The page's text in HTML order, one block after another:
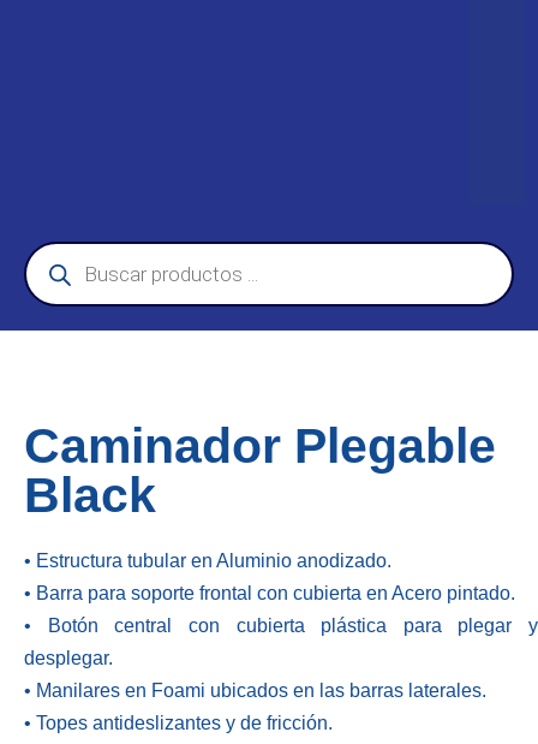
Caminador Plegable
Black
• Estructura tubular en Aluminio anodizado.
• Barra para soporte frontal con cubierta en Acero pintado.
• Botón central con cubierta plástica para plegar y
desplegar.
• Manilares en Foami ubicados en las barras laterales.
• Topes antideslizantes y de fricción.